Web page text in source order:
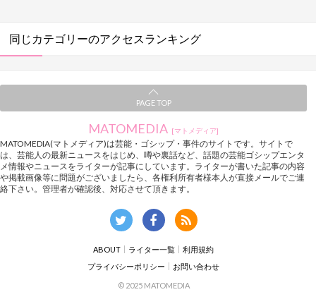
同じカテゴリーのアクセスランキング
PAGE TOP
MATOMEDIA [マトメディア]
MATOMEDIA(マトメディア)は芸能・ゴシップ・事件のサイトです。サイトで
は、芸能人の最新ニュースをはじめ、噂や裏話など、話題の芸能ゴシップエンタ
メ情報やニュースをライターが記事にしています。ライターが書いた記事の内容
や掲載画像等に問題がございましたら、各権利所有者様本人が直接メールでご連
絡下さい。管理者が確認後、対応させて頂きます。
ABOUT ライター一覧
利用規約
プライバシーポリシー
お問い合わせ
© 2025 MATOMEDIA